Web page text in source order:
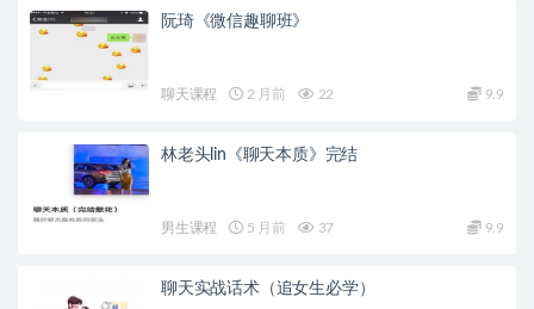
阮琦《微信趣聊班》
聊天课程 2 月前 22 9.9
林老头lin《聊天本质》完结
男生课程 5 月前 37 9.9
聊天实战话术（追女生必学）